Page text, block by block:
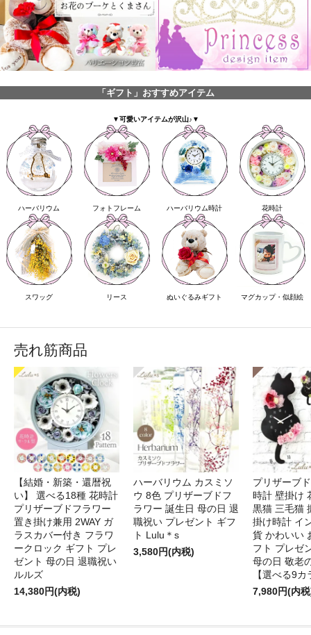
「ギフト」おすすめアイテム
▼可愛いアイテムが沢山♪▼
ハーバリウム フォトフレーム ハーバリウム時計 花時計
スワッグ リース ぬいぐるみギフト マグカップ・似顔絵
売れ筋商品
【結婚・新築・還暦祝
い】 選べる18種 花時計
プリザーブドフラワー
置き掛け兼用 2WAY ガ
ラスカバー付き フラワ
ークロック ギフト プレ
ゼント 母の日 退職祝い
ルルズ
14,380円(内税)
ハーバリウム カスミソ
ウ 8色 プリザーブドフ
ラワー 誕生日 母の日 退
職祝い プレゼント ギフ
ト Lulu＊s
3,580円(内税)
プリザーブ
時計 壁掛け
黒猫 三毛猫
掛け時計 イ
貨 かわいい
フト プレゼ
母の日 敬老
【選べる9カ
7,980円(内